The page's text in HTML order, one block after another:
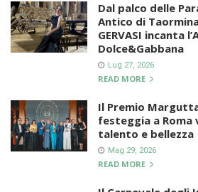
Dal palco delle
Antico di
GERVASI incanta
Dolce&Gabbana
Lug 27, 2026
READ MORE
Il Premio
festeggia a Roma
talento e bellezza
Mag 29, 2026
READ MORE